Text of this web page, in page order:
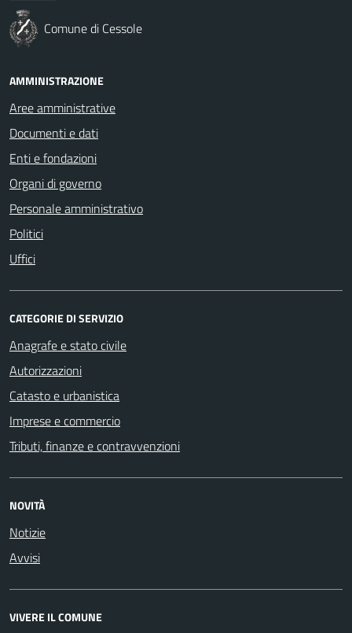
Comune di Cessole
AMMINISTRAZIONE
Aree amministrative
Documenti e dati
Enti e fondazioni
Organi di governo
Personale amministrativo
Politici
Uffici
CATEGORIE DI SERVIZIO
Anagrafe e stato civile
Autorizzazioni
Catasto e urbanistica
Imprese e commercio
Tributi, finanze e contravvenzioni
NOVITÀ
Notizie
Avvisi
VIVERE IL COMUNE